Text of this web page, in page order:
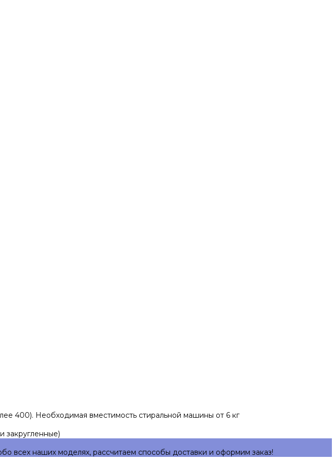
400). Необходимая вместимость стиральной машины от 6 кг
закругленные)
наших моделях, рассчитаем способы доставки и оформим заказ!